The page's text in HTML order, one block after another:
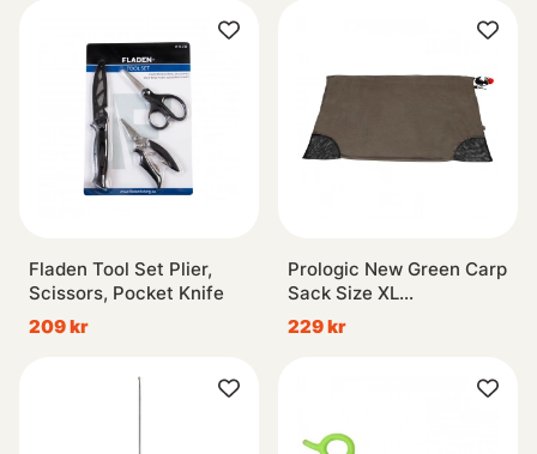
Fladen Tool Set Plier,
Scissors, Pocket Knife
209 kr
Prologic New Green Carp
Sack Size XL
(120x80cm)
229 kr